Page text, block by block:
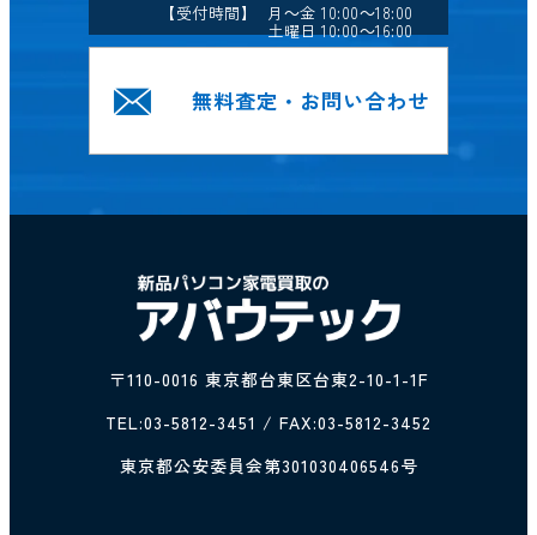
【受付時間】 月～金 10:00～18:00
土曜日 10:00～16:00
無料査定・お問い合わせ
〒110-0016 東京都台東区台東2-10-1-1F
TEL:03-5812-3451 / FAX:03-5812-3452
東京都公安委員会第301030406546号